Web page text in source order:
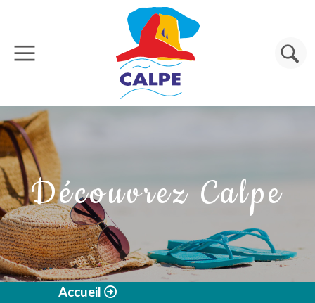
Aller au contenu principal
Rechercher
Découvrez Calpe
Accueil